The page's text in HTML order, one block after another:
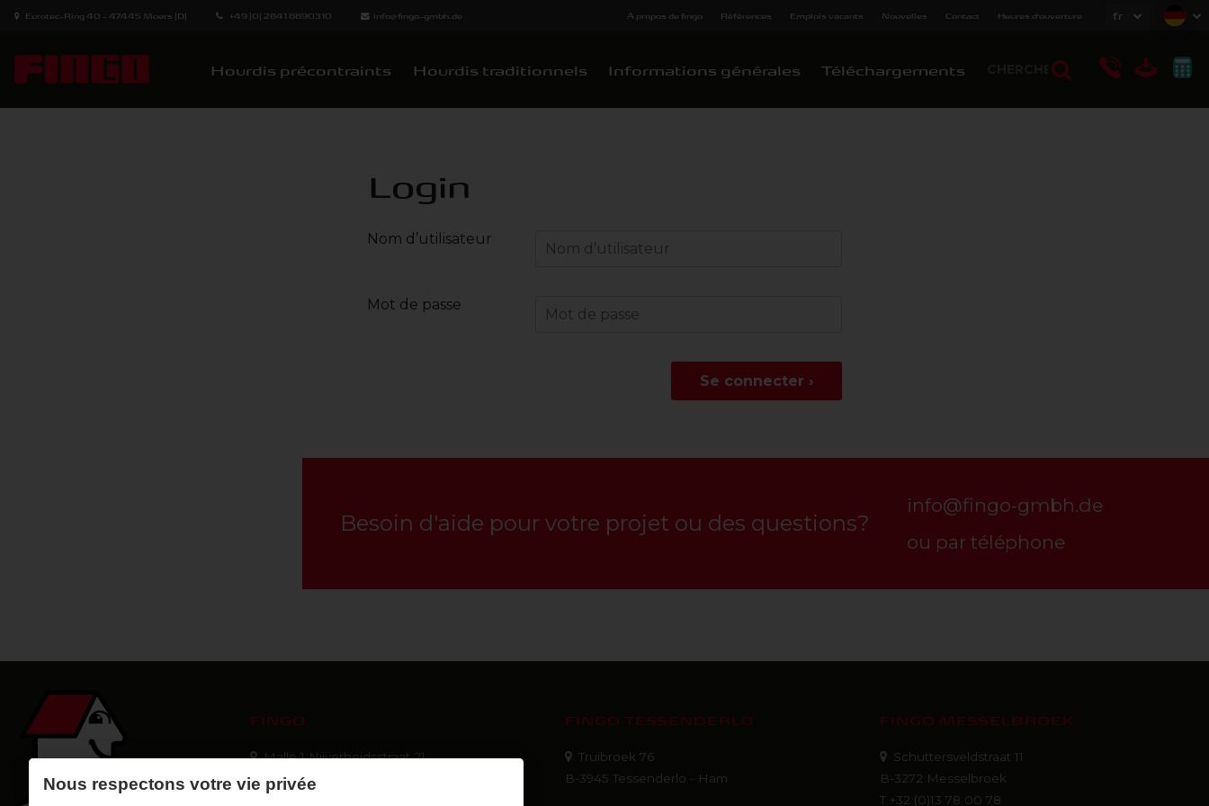
Eurotec-Ring 40 - 47445 Moers (D) +49 (0) 2841 8890310 info@fingo-gmbh.de Á propos de fingo Références Emplois vacants Nouvelles Contact Heures d'ouverture fr
Hourdis précontraints Hourdis traditionnels Informations générales Téléchargements
Login
Nom d’utilisateur
Mot de passe
Se connecter ›
Besoin d'aide pour votre projet ou des questions?
info@fingo-gmbh.de
ou par téléphone
FINGO
Malle 1 Nijverheidsstraat 21
Malle 2 Industrieweg 22
FINGO TESSENDERLO
Truibroek 76
B-3945 Tessenderlo - Ham
FINGO MESSELBROEK
Schuttersveldstraat 11
B-3272 Messelbroek
T +32 (0)13 78 00 78
Nous respectons votre vie privée